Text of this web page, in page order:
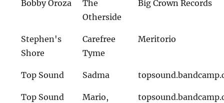
Bobby Oroza
The
Otherside
Big Crown Records
Stephen's
Shore
Carefree
Tyme
Meritorio
Top Sound Sadma
Top Sound
Mario,